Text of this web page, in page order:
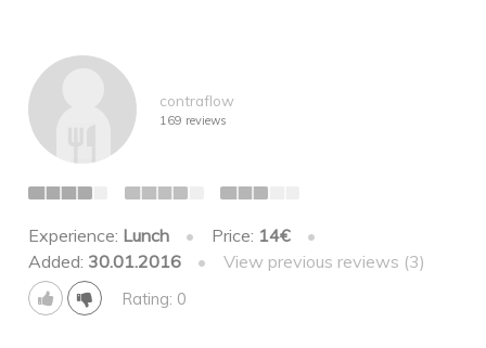
contraflow
169 reviews
Experience: Lunch • Price: 14€
•
Added: 30.01.2016 • View previous reviews (3)
Rating: 0